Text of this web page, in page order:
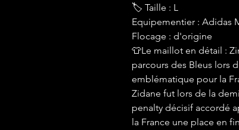
🏷 Taille : L
Equipementier : Adidas
Flocage : d'origine
👕Le maillot en détail :
parcours des Bleus lors
emblématique pour la
Zidane fut lors de la
penalty décisif accordé
la France une place en